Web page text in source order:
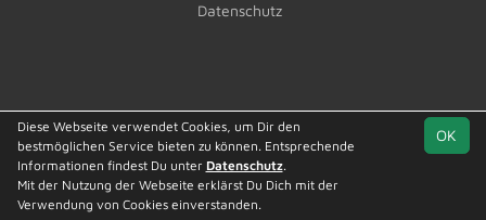
Datenschutz
OK
Diese Webseite verwendet Cookies, um Dir den
bestmöglichen Service bieten zu können. Entsprechende
Informationen findest Du unter Datenschutz.
Mit der Nutzung der Webseite erklärst Du Dich mit der
Verwendung von Cookies einverstanden.